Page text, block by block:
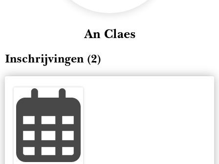
An Claes
Inschrijvingen (2)